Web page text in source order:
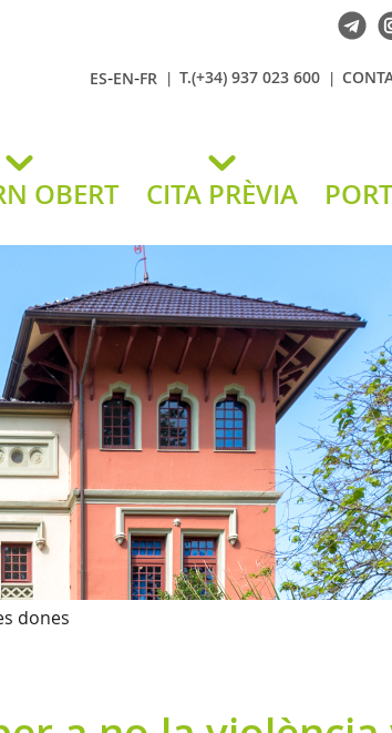
ES-EN-FR T.(+34) 937 023 600
OBERT CITA PRÈVIA
dones